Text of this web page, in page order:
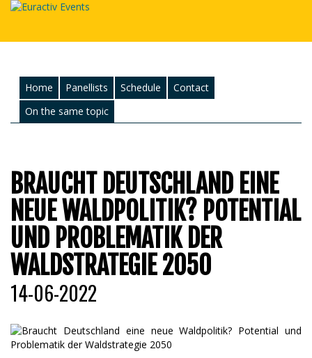
Home Panellists Schedule
Contact
On the same topic
BRAUCHT DEUTSCHLAND EINE
NEUE WALDPOLITIK? POTENTIAL
UND PROBLEMATIK DER
WALDSTRATEGIE 2050
14-06-2022